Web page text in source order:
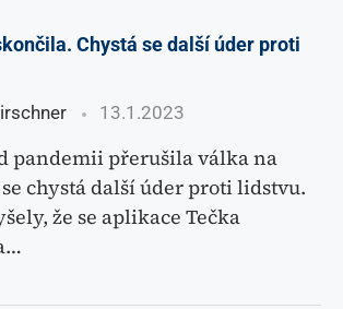
Chystá se další úder proti
13.1.2023
pandemii přerušila válka na
chystá další úder proti lidstvu.
že se aplikace Tečka